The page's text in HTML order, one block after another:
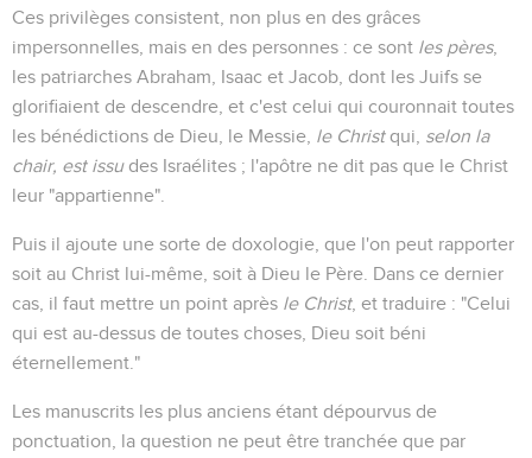
Ces privilèges consistent, non plus en des grâces
impersonnelles, mais en des personnes : ce sont les pères,
les patriarches Abraham, Isaac et Jacob, dont les Juifs se
glorifiaient de descendre, et c'est celui qui couronnait toutes
les bénédictions de Dieu, le Messie, le Christqui, selon la
chair, est issudes Israélites ; l'apôtre ne dit pas que le Christ
leur "appartienne".
Puis il ajoute une sorte de doxologie, que l'on peut rapporter
soit au Christ lui-même, soit à Dieu le Père. Dans ce dernier
cas, il faut mettre un point après le Christ, et traduire : "Celui
qui est au-dessus de toutes choses, Dieu soit béni
éternellement."
Les manuscrits les plus anciens étant dépourvus de
ponctuation, la question ne peut être tranchée que par